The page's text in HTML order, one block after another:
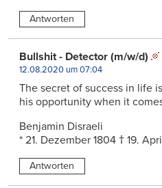
Antworten
Bullshit - Detector (m/w/d)
12.08.2020 um 07:04
The secret of success in life
his opportunity when it
Benjamin Disraeli
* 21. Dezember 1804 † 19.
Antworten